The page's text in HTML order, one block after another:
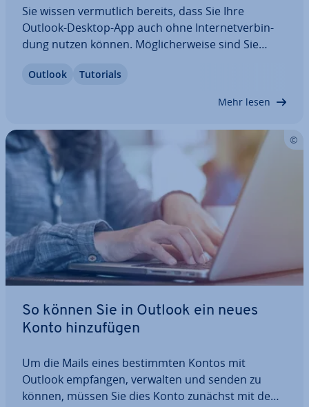
Sie wissen ver­mut­lich bereits, dass Sie Ihre
Outlook-Desktop-App auch ohne In­ter­net­ver­bin­
dung nutzen können. Mög­li­cher­wei­se sind Sie
vertraut. In diesem Artikel zeigen wir Ihnen anhand
Outlook Tutorials
Mehr lesen
So können Sie in Outlook ein neues
Konto hin­zu­fü­gen
Um die Mails eines be­stimm­ten Kontos mit
Outlook empfangen, verwalten und senden zu
können, müssen Sie dies Konto zunächst mit dem